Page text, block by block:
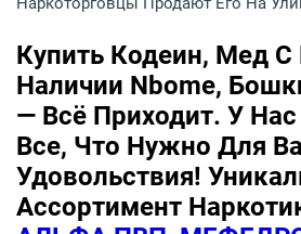
Купить Кодеин, Мед С
Наличии Nbome,
— Всё Приходит. У
Все, Что Нужно Для
Удовольствия!
Ассортимент